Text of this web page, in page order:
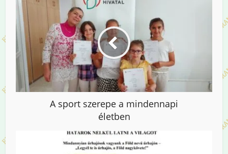
A sport szerepe a mindennapi
életben